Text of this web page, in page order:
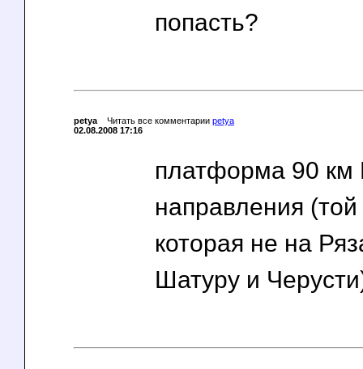
попасть?
petya Читать все комментарии petya
02.08.2008 17:16
платформа 90 км
направления (той
которая не на
Шатуру и